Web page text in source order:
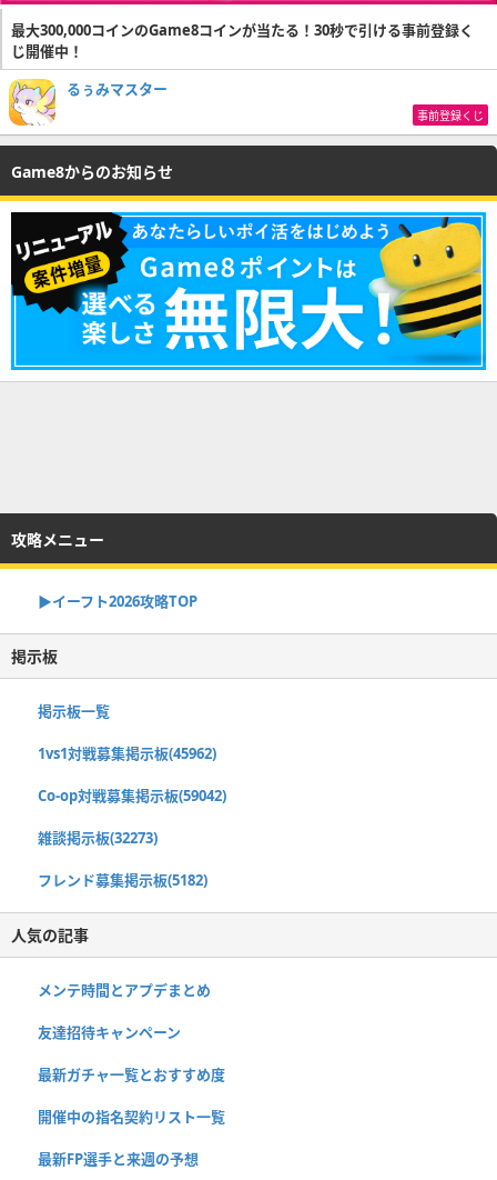
最大300,000コインのGame8コインが当たる！30秒で引ける事前登録く
じ開催中！
るぅみマスター
事前登録くじ
Game8からのお知らせ
攻略メニュー
▶イーフト2026攻略TOP
掲示板
掲示板一覧
1vs1対戦募集掲示板(45962)
Co-op対戦募集掲示板(59042)
雑談掲示板(32273)
フレンド募集掲示板(5182)
人気の記事
メンテ時間とアプデまとめ
友達招待キャンペーン
最新ガチャ一覧とおすすめ度
開催中の指名契約リスト一覧
最新FP選手と来週の予想